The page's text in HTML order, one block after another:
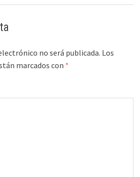
no será publicada. Los
marcados con *